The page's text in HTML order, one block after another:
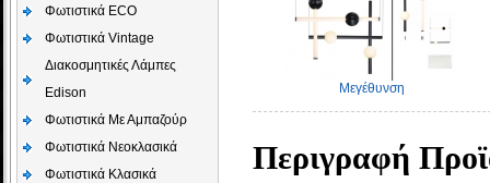
Φωτιστικά ECO
Φωτιστικά Vintage
Διακοσμητικές Λάμπες
Edison
Φωτιστικά Με Αμπαζούρ
Φωτιστικά Νεοκλασικά
Φωτιστικά Κλασικά
Μεγέθυνση
Περιγραφή